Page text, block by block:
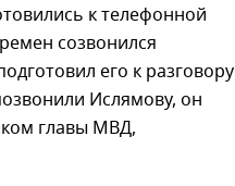
к телефонной
созвонился
его к разговору
Ислямову, он
главы МВД,